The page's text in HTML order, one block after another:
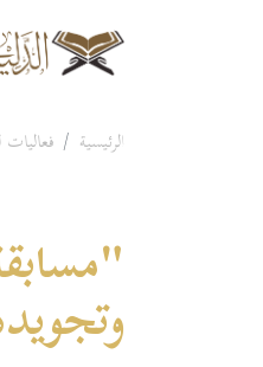
الرئيسية